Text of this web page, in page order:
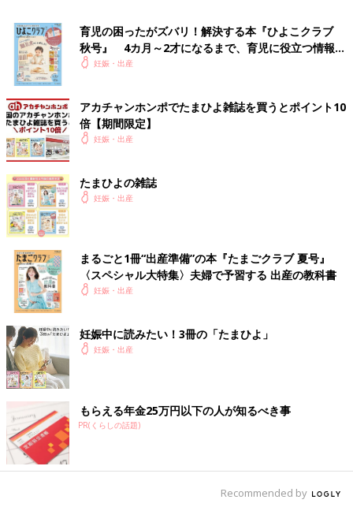
育児の困ったがズバリ！解決する本『ひよこクラブ
秋号』 4カ月～2才になるまで、育児に役立つ情報が
いっぱい！
妊娠・出産
アカチャンホンポでたまひよ雑誌を買うとポイント10
倍【期間限定】
妊娠・出産
たまひよの雑誌
妊娠・出産
まるごと1冊“出産準備”の本『たまごクラブ 夏号』
〈スペシャル大特集〉夫婦で予習する 出産の教科書
妊娠・出産
妊娠中に読みたい！3冊の「たまひよ」
妊娠・出産
もらえる年金25万円以下の人が知るべき事
PR(くらしの話題)
Recommended by